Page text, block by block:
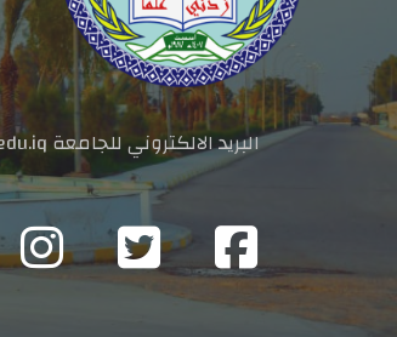
البريد الالكتروني للجامعة info@qu.edu.iq